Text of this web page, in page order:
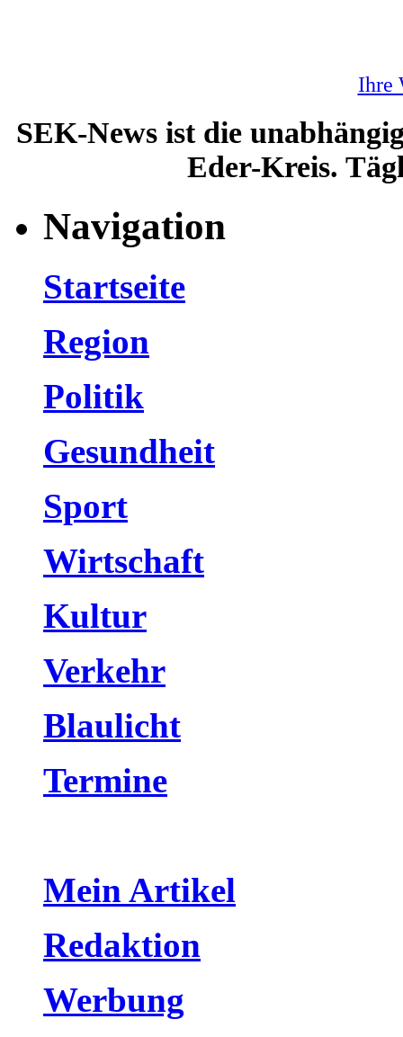
Ihre
SEK-News ist die
Eder-Kreis.
Navigation
Startseite
Region
Politik
Gesundheit
Sport
Wirtschaft
Kultur
Verkehr
Blaulicht
Termine
Mein Artikel
Redaktion
Werbung